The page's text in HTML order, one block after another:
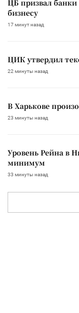
ЦБ призвал
бизнесу
17 минут назад
ЦИК утвердил
22 минуты назад
В Харькове
23 минуты назад
Уровень Рейна в
минимум
33 минуты назад